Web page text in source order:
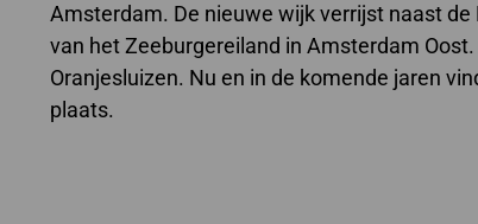
Amsterdam. De nieuwe wijk verrijst naast
van het Zeeburgereiland in Amsterdam
Oranjesluizen. Nu en in de komende jaren
plaats.